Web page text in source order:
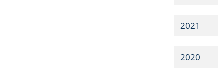
2021
2020